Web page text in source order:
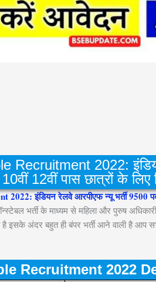
Recruitment 2022:
12वीं पास छात्रों के लिए
इंडियन रेलवे आरपीएफ न्यू भर्ती 9500 पदों
भर्ती के माध्यम से महिला और पुरुष
है इसके अंदर बहुत ही बंपर भर्ती आने वाली है आप
Recruitment 2022